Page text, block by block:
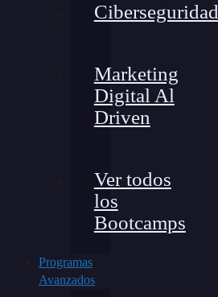
Ciberseguridad
Marketing
Digital Al
Driven
Ver todos
los
Bootcamps
Programas
Avanzados